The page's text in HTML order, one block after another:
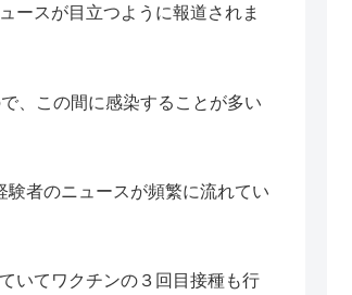
ースが目立つように報道されま
、この間に感染することが多い
者のニュースが頻繁に流れてい
いてワクチンの３回目接種も行